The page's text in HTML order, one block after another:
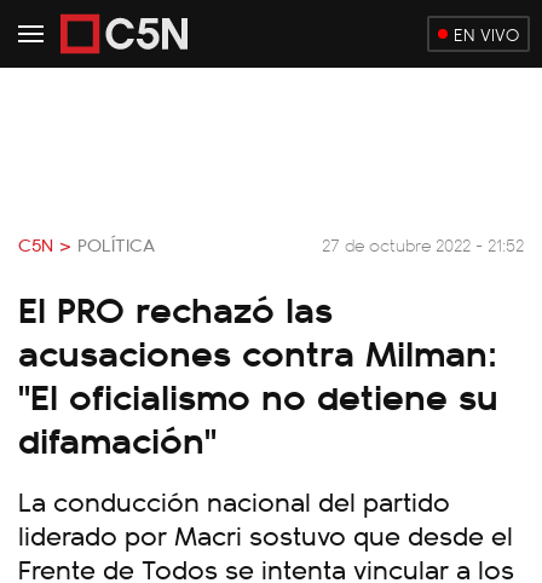
EN VIVO
C5N > POLÍTICA 27 de octubre 2022 - 21:52
El PRO rechazó las
acusaciones contra Milman:
"El oficialismo no detiene su
difamación"
La conducción nacional del partido
liderado por Macri sostuvo que desde el
Frente de Todos se intenta vincular a los